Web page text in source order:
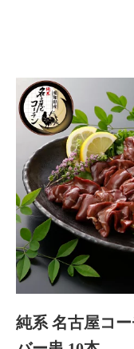
純系 名古屋コ